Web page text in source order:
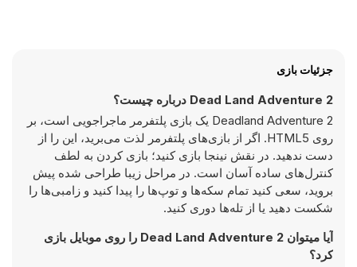
جزئیات بازی
Dead Land Adventure 2 درباره چیست؟
Deadland Adventure 2 یک بازی پلتفرمر ماجراجویی است، بر
روی HTML5. اگر از بازی‌های پلتفرمر لذت می‌برید، این را از
دست ندهید. در نقش نینجا بازی کنید؛ بازی کردن به لطف
کنترل‌های ساده آسان است. در مراحل زیبا طراحی شده پیش
بروید، سعی کنید تمام سکه‌ها و توپ‌ها را پیدا کنید و زامبی‌ها را
شکست دهید یا از تله‌ها دوری کنید.
آیا میتوان Dead Land Adventure 2 را روی موبایل بازی
کرد؟